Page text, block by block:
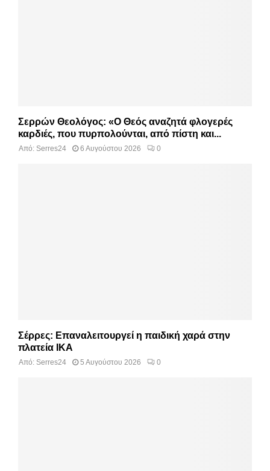
Σερρών Θεολόγος: «Ο Θεός αναζητά φλογερές
καρδιές, που πυρπολούνται, από πίστη και...
Από: Serres24 6 Αυγούστου 2026 0
Σέρρες: Επαναλειτουργεί η παιδική χαρά στην
πλατεία ΙΚΑ
Από: Serres24 5 Αυγούστου 2026 0